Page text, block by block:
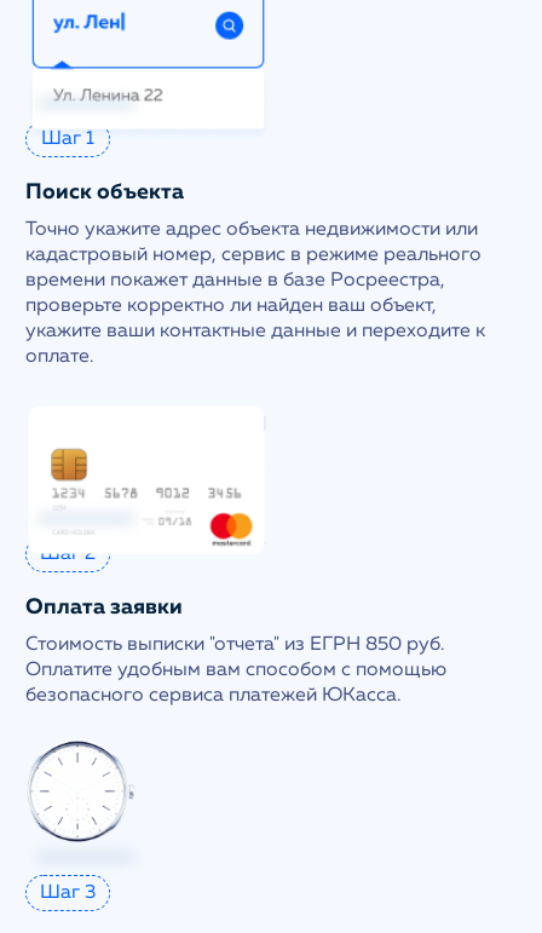
Шаг 1
Поиск объекта
Точно укажите адрес объекта недвижимости или
кадастровый номер, сервис в режиме реального
времени покажет данные в базе Росреестра,
проверьте корректно ли найден ваш объект,
укажите ваши контактные данные и переходите к
оплате.
Шаг 2
Оплата заявки
Стоимость выписки "отчета" из ЕГРН 850 руб.
Оплатите удобным вам способом с помощью
безопасного сервиса платежей ЮКасса.
Шаг 3